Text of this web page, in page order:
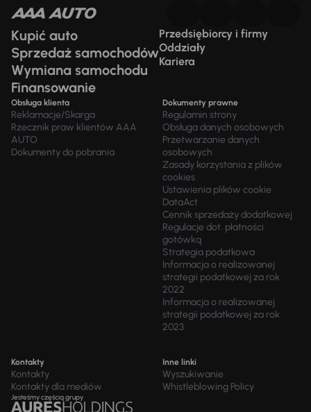
Kupić auto
Sprzedaż samochodów
Wymiana samochodu
Finansowanie
Przedsiębiorcy i firmy
Oddziały
Kariera
Obsługa klienta
Reklamacje/Skarga
Rzecznik praw klientów AAA
AUTO
Dokumenty do pobrania
Dokumenty prawne
Regulamin strony
Obsługa danych osobowych
Przetwarzanie danych
osobowych
Zasady korzystania z plików
cookies
Ustawienia plików cookie
DataAct
Cennik sprzedaży dodatkowej
Regulacje dot. płatności
gotówką
Strategia podatkowa
Informacja o realizowanej
strategii podatkowej za rok
2022
Informacja o realizowanej
strategii podatkowej za rok
2023
Kontakty
Kontakty
Kontakty dla mediów
Inne linki
Wyszukiwanie
Whistleblowing Policy
Jesteśmy częścią grupy